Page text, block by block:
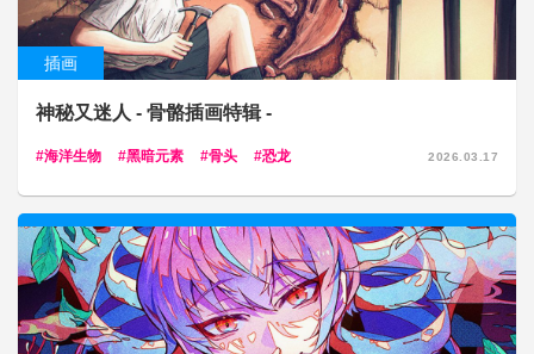
插画
神秘又迷人 - 骨骼插画特辑 -
海洋生物 黑暗元素 骨头 恐龙 2026.03.17